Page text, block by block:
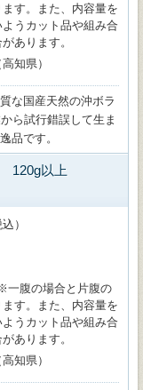
す。また、内容量を
うカット品や組み合
あります。
知県）
な国産天然の沖ボラ
ら試行錯誤して生ま
品です。
120g以上
）
一腹の場合と片腹の
す。また、内容量を
うカット品や組み合
あります。
知県）